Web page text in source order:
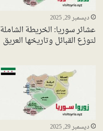
ديسمبر 29, 2025
عشائر سوريا: الخريطة الشاملة
لتوزع القبائل وتاريخها العريق
ديسمبر 29, 2025